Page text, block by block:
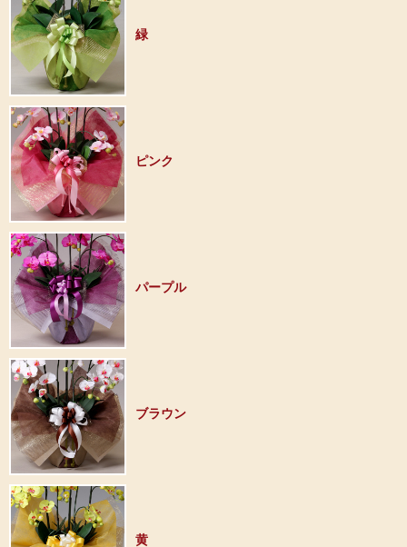
緑
ピンク
パープル
ブラウン
黄